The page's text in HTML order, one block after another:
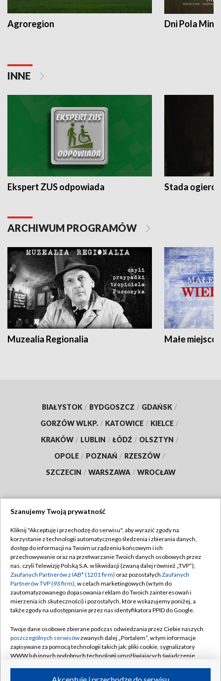
Agroregion Dni Pola
INNE
Ekspert ZUS odpowiada Stada
ARCHIWUM PROGRAMÓW
Muzealia Regionalia Małe
BIAŁYSTOK / BYDGOSZCZ / GDAŃSK /
GORZÓW WLKP. / KATOWICE / KIELCE /
KRAKÓW / LUBLIN / ŁÓDŹ / OLSZTYN /
OPOLE / POZNAŃ / RZESZÓW /
SZCZECIN / WARSZAWA / WROCŁAW
TVP
Abonament TVP
Emisja w TVP
Centrum informacji TVP
Naziemna Telewizja Cyfrowa
Rada Programowa
System NOS
Informacje o nadawcy
Regulamin TVP
Polityka prywatności
Moje zgody
Pomoc
Kontakt
Kanały
Szanujemy Twoją prywatność
Kliknij "Akceptuję i przechodzę do serwisu", aby wyrazić zgody na
korzystanie z technologii automatycznego śledzenia i zbierania danych,
dostęp do informacji na Twoim urządzeniu końcowym i ich
przechowywanie oraz na przetwarzanie Twoich danych osobowych przez
nas, czyli Telewizję Polską S.A. w likwidacji (zwaną dalej również „TVP”),
Zaufanych Partnerów z IAB* (1201 firm) oraz pozostałych Zaufanych
Partnerów TVP (93 firm), w celach marketingowych (w tym do
zautomatyzowanego dopasowania reklam do Twoich zainteresowań i
mierzenia ich skuteczności) i pozostałych, które wskazujemy poniżej, a
także zgody na udostępnianie przez nas identyfikatora PPID do Google.
Twoje dane osobowe zbierane podczas odwiedzania przez Ciebie naszych
poszczególnych serwisówzwanych dalej „Portalem”, w tym informacje
zapisywane za pomocą technologii takich jak: pliki cookie, sygnalizatory
WWW lub innych podobnych technologii umożliwiających świadczenie